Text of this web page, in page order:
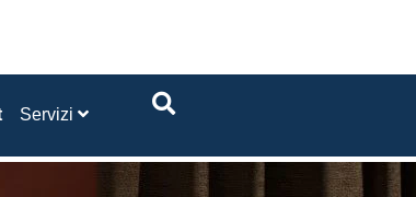
Servizi